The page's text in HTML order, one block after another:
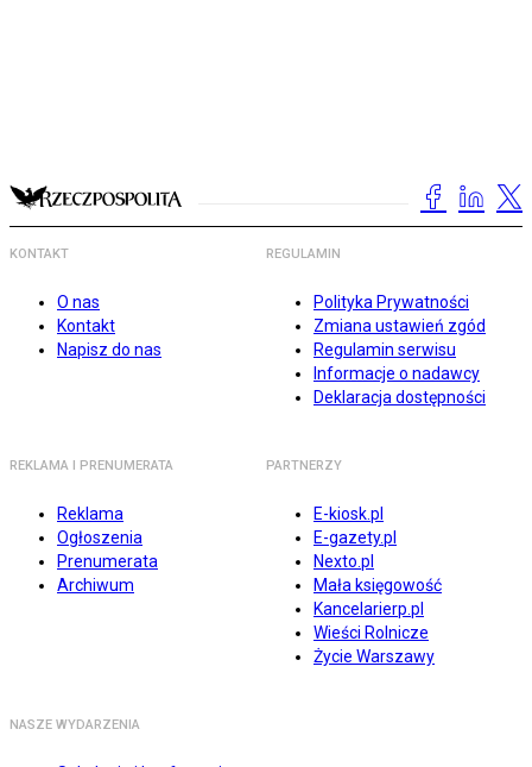
KONTAKT
O nas
Kontakt
Napisz do nas
REGULAMIN
Polityka Prywatności
Zmiana ustawień zgód
Regulamin serwisu
Informacje o nadawcy
Deklaracja dostępności
REKLAMA I PRENUMERATA
Reklama
Ogłoszenia
Prenumerata
Archiwum
PARTNERZY
E-kiosk.pl
E-gazety.pl
Nexto.pl
Mała księgowość
Kancelarierp.pl
Wieści Rolnicze
Życie Warszawy
NASZE WYDARZENIA